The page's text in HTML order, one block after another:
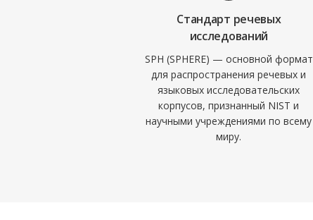
Стандарт речевых
исследований
SPH (SPHERE) — основной формат
для распространения речевых и
языковых исследовательских
корпусов, признанный NIST и
научными учреждениями по всему
миру.